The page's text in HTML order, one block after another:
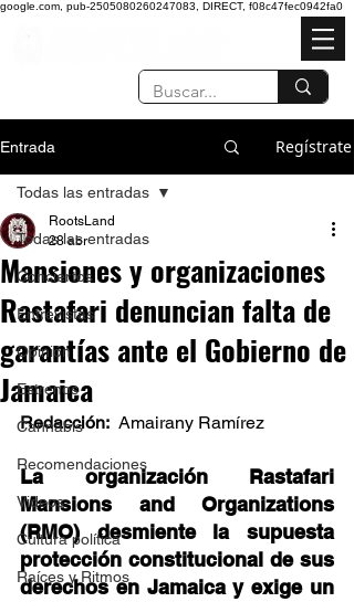
google.com, pub-2505080260247083, DIRECT, f08c47fec0942fa0
Entrada Regístrate
Todas las entradas
Conciertos
Entrevistas
Opinión
Estrenos
Cannabis
Recomendaciones
Videos
Cultura política
Raíces y Ritmos
Todas las entradas
Mansiones y organizaciones
Rastafari denuncian falta de
garantías ante el Gobierno de
Jamaica
RootsLand
28 abr
Redacción: Amairany Ramírez
La organización Rastafari
Mansions and Organizations
(RMO) desmiente la supuesta
protección constitucional de sus
derechos en Jamaica y exige un